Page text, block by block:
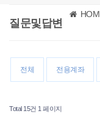
질문및답변
전체 전용계좌
Total 15건 1 페이지